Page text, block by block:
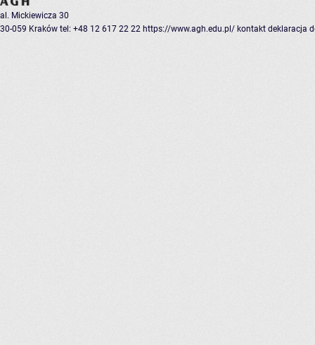
al. Mickiewicza 30
30-059 Kraków tel: +48 12 617 22 22 https://www.agh.edu.pl/ kontakt deklaracja